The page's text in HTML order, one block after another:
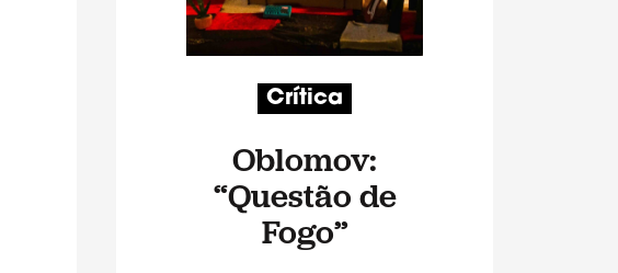
Crítica
Oblomov:
“Questão de
Fogo”